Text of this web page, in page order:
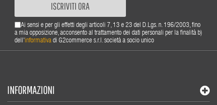
ISCRIVITI ORA
Ai sensi e per gli effetti degli articoli 7, 13 e 23 del D.Lgs. n. 196/2003, fino
a mia opposizione, acconsento al trattamento dei dati personali per la finalità b)
dell'informativa di G2commerce s.r.l. società a socio unico
INFORMAZIONI